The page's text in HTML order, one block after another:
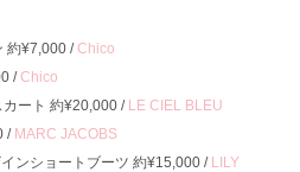
約¥7,000 /Chico
/Chico
ート 約¥20,000 / LE CIEL BLEU
/ MARC JACOBS
ンショートブーツ 約¥15,000 / LILY